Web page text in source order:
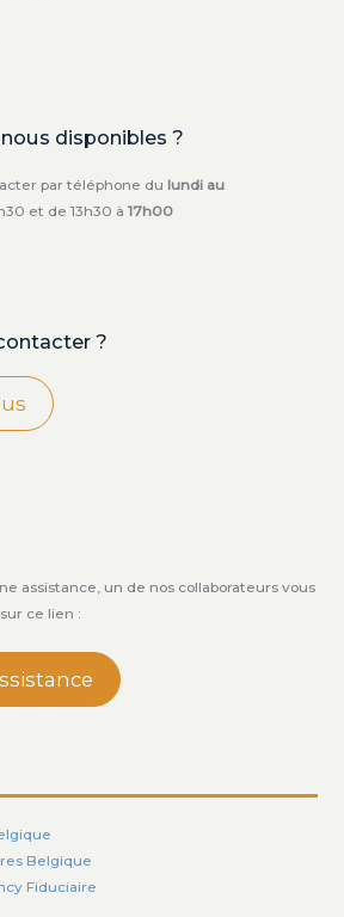
disponibles ?
par téléphone du lundi au
et de 13h30 à 17h00
?
assistance, un de nos collaborateurs vous
ce lien :
Belgique
Fiduciaire